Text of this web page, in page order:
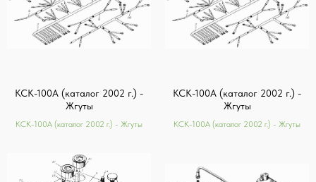
КСК-100А (каталог 2002 г.) -
Жгуты
КСК-100А (каталог 2002 г.) - Жгуты
КСК-100А (каталог 2002 г.) -
Жгуты
КСК-100А (каталог 2002 г.) - Жгуты